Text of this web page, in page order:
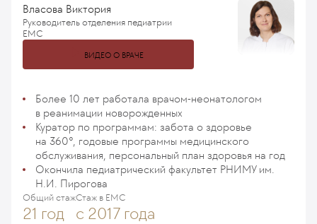
Власова Виктория
Руководитель отделения педиатрии
ЕМС
ВИДЕО О ВРАЧЕ
Более 10 лет работала врачом-неонатологом
в реанимации новорожденных
Куратор по программам: забота о здоровье
на 360°, годовые программы медицинского
обслуживания, персональный план здоровья на год
Окончила педиатрический факультет РНИМУ им.
Н.И. Пирогова
Общий стаж
21 год
Стаж в ЕМС
с 2017 года